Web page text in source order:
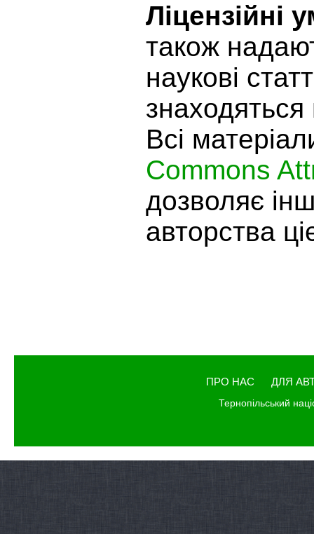
Ліцензійні
також
наукові
знаходяться
Всі
Commons
дозволяє
авторства
ПРО НАС ДЛЯ
Тернопільський